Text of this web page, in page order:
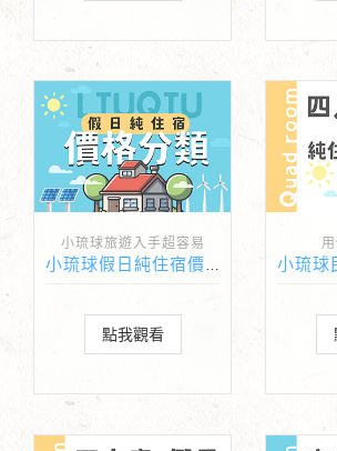
小琉球旅遊入手超容易
小琉球假日純住宿價格分類懶人包
點我觀看